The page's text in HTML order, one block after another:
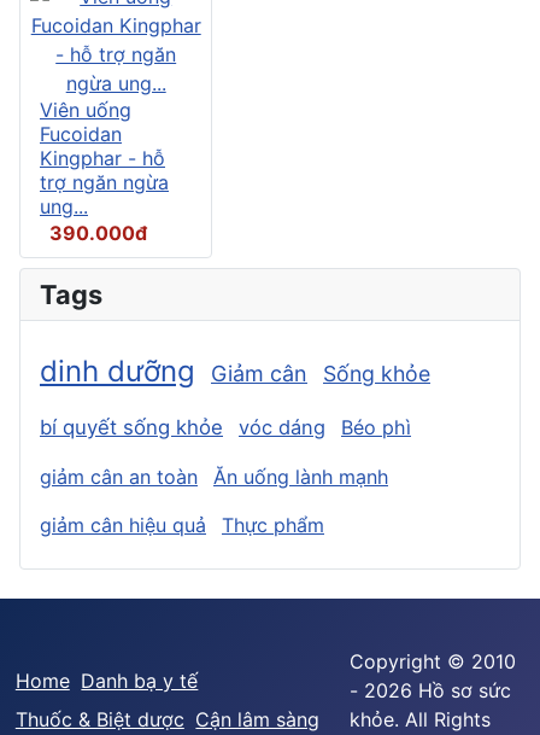
Viên uống
Fucoidan
Kingphar - hỗ
trợ ngăn ngừa
ung...
390.000đ
Tags
dinh dưỡng Giảm cân Sống khỏe
bí quyết sống khỏe vóc dáng Béo phì
giảm cân an toàn
Ăn uống lành mạnh
giảm cân hiệu quả
Thực phẩm
Home Danh bạ y tế
Thuốc & Biệt dược Cận lâm sàng
Copyright © 2010
- 2026 Hồ sơ sức
khỏe. All Rights